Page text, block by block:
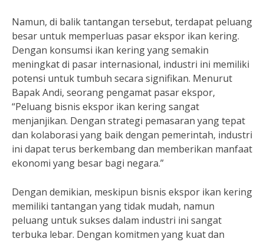
Namun, di balik tantangan tersebut, terdapat peluang
besar untuk memperluas pasar ekspor ikan kering.
Dengan konsumsi ikan kering yang semakin
meningkat di pasar internasional, industri ini memiliki
potensi untuk tumbuh secara signifikan. Menurut
Bapak Andi, seorang pengamat pasar ekspor,
“Peluang bisnis ekspor ikan kering sangat
menjanjikan. Dengan strategi pemasaran yang tepat
dan kolaborasi yang baik dengan pemerintah, industri
ini dapat terus berkembang dan memberikan manfaat
ekonomi yang besar bagi negara.”
Dengan demikian, meskipun bisnis ekspor ikan kering
memiliki tantangan yang tidak mudah, namun
peluang untuk sukses dalam industri ini sangat
terbuka lebar. Dengan komitmen yang kuat dan